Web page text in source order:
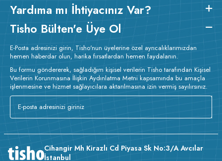
Yardıma mı İhtiyacınız Var?
Tisho Bülten'e Üye Ol
E-Posta adresinizi girin, Tisho'nun üyelerine özel ayrıcalıklarımızdan
hemen haberdar olun, harika fırsatlardan hemen faydalanın.
Bu formu göndererek, sağladığım kişisel verilerin Tisho tarafından Kişisel
Verilerin Korunmasına İlişkin Aydınlatma Metni kapsamında bu amaçla
işlenmesine ve hizmet sağlayıcılara aktarılmasına izin vermiş sayılırsınız.
Cihangir Mh Kirazlı Cd Piyasa Sk No:3/A Avcılar
İstanbul